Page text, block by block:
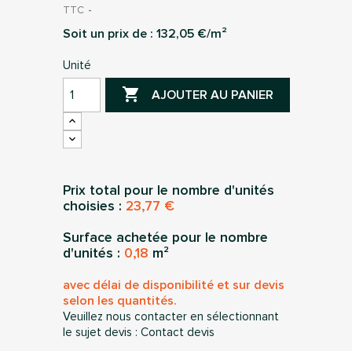
TTC
Soit un prix de : 132,05€/m²
Unité
 AJOUTER AU PANIER
Prix total pour le nombre d'unités
choisies : 23,77 €
Surface achetée pour le nombre
d'unités : 0,18 m²
avec délai de disponibilité et sur devis
selon les quantités.
Veuillez nous contacter en sélectionnant
le sujet devis : Contact devis